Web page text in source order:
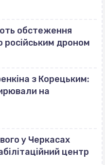
обстеження
дроном
з Корецьким:
на
у Черкасах
центр